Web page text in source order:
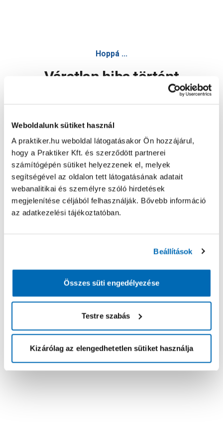
Weboldalunk sütiket használ
A praktiker.hu weboldal látogatásakor Ön hozzájárul,
hogy a Praktiker Kft. és szerződött partnerei
számítógépén sütiket helyezzenek el, melyek
segítségével az oldalon tett látogatásának adatait
webanalitikai és személyre szóló hirdetések
megjelenítése céljából felhasználják. Bővebb információ
az adatkezelési tájékoztatóban.
Beállítások
Összes süti engedélyezése
Testre szabás
Kizárólag az elengedhetetlen sütiket használja
Hoppá ...
Váratlan hiba történt
Oldal újratöltése